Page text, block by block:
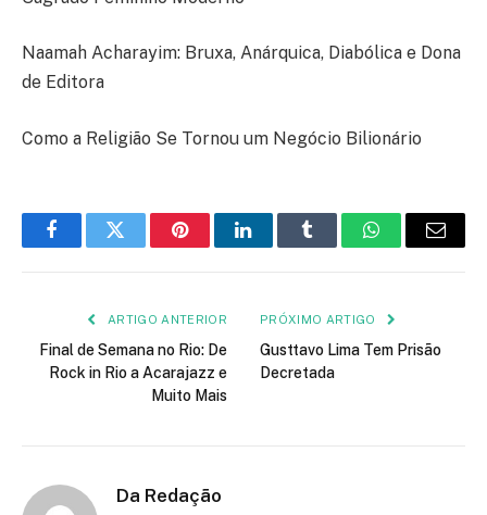
Naamah Acharayim: Bruxa, Anárquica, Diabólica e Dona
de Editora
Como a Religião Se Tornou um Negócio Bilionário
FacebookTwitter PinterestLinkedInTumblr WhatsApp
E-
ARTIGO ANTERIOR
Final de Semana no Rio: De
Rock in Rio a Acarajazz e
Muito Mais
PRÓXIMO ARTIGO
Gusttavo Lima Tem Prisão
Decretada
Da Redação